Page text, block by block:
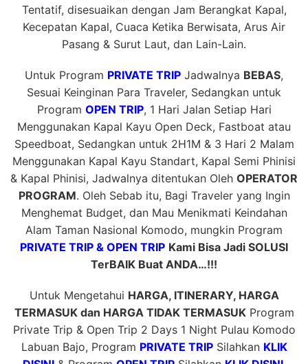
Tentatif, disesuaikan dengan Jam Berangkat Kapal,
Kecepatan Kapal, Cuaca Ketika Berwisata, Arus Air
Pasang & Surut Laut, dan Lain-Lain.
Untuk Program PRIVATE TRIP Jadwalnya BEBAS,
Sesuai Keinginan Para Traveler, Sedangkan untuk
Program OPEN TRIP, 1 Hari Jalan Setiap Hari
Menggunakan Kapal Kayu Open Deck, Fastboat atau
Speedboat, Sedangkan untuk 2H1M & 3 Hari 2 Malam
Menggunakan Kapal Kayu Standart, Kapal Semi Phinisi
& Kapal Phinisi, Jadwalnya ditentukan Oleh OPERATOR
PROGRAM. Oleh Sebab itu, Bagi Traveler yang Ingin
Menghemat Budget, dan Mau Menikmati Keindahan
Alam Taman Nasional Komodo, mungkin Program
PRIVATE TRIP & OPEN TRIP Kami Bisa Jadi SOLUSI
TerBAIK Buat ANDA…!!!
Untuk Mengetahui HARGA, ITINERARY, HARGA
TERMASUK dan HARGA TIDAK TERMASUKProgram
Private Trip & Open Trip 2 Days 1 Night Pulau Komodo
Labuan Bajo, Program PRIVATE TRIPSilahkan KLIK